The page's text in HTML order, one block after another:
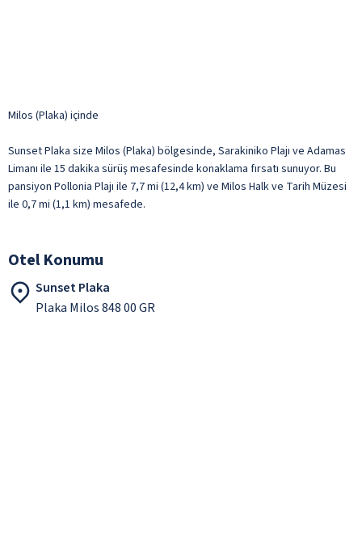
Milos (Plaka) içinde
Sunset Plaka size Milos (Plaka) bölgesinde, Sarakiniko Plajı ve Adamas
Limanı ile 15 dakika sürüş mesafesinde konaklama fırsatı sunuyor. Bu
pansiyon Pollonia Plajı ile 7,7 mi (12,4 km) ve Milos Halk ve Tarih Müzesi
ile 0,7 mi (1,1 km) mesafede.
Otel Konumu
Sunset Plaka
Plaka Milos 848 00 GR